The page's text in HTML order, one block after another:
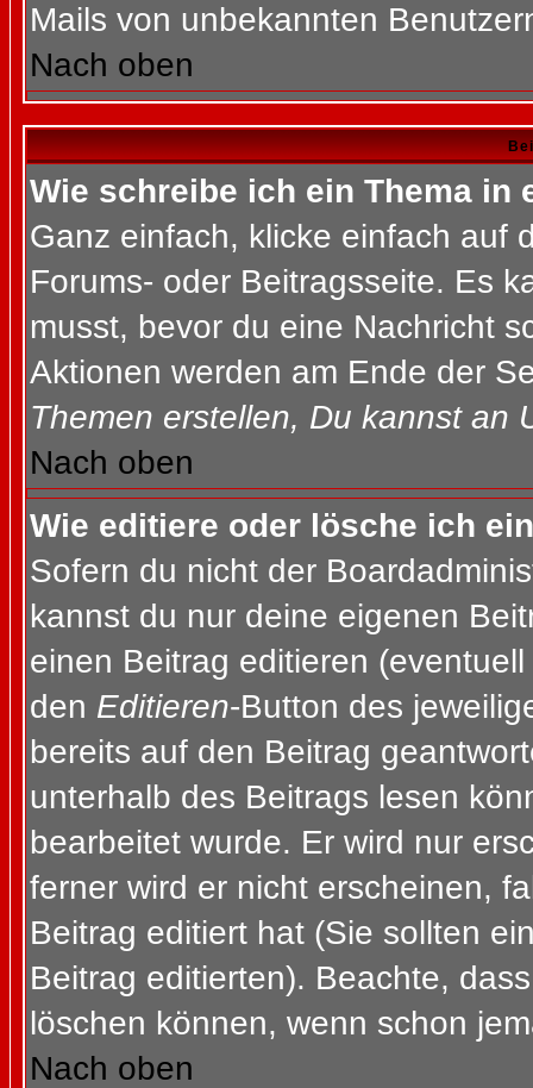
Mails von unbekannten
Nach oben
Wie schreibe ich ein Thema in
Ganz einfach, klicke einfach auf
Forums- oder Beitragsseite. Es
musst, bevor du eine Nachricht
Aktionen werden am Ende der
Themen erstellen, Du kannst an
Nach oben
Wie editiere oder lösche ich
Sofern du nicht der
kannst du nur deine eigenen
einen Beitrag editieren
den Editieren-Button des
bereits auf den Beitrag
unterhalb des Beitrags lesen
bearbeitet wurde. Er wird nur
ferner wird er nicht erscheinen,
Beitrag editiert hat (Sie sollten
Beitrag editierten). Beachte,
löschen können, wenn schon
Nach oben